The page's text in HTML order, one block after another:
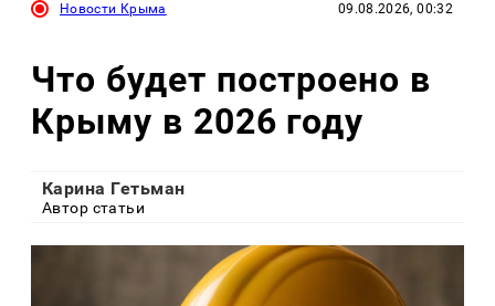
Новости Крыма 09.08.2026, 00:32
Что будет построено в
Крыму в 2026 году
Карина Гетьман
Автор статьи